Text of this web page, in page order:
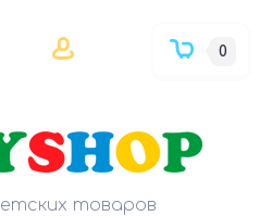
товаров
0